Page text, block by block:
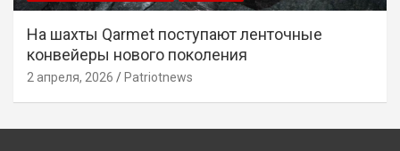
На шахты Qarmet поступают ленточные
конвейеры нового поколения
2 апреля, 2026 Patriotnews